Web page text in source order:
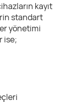
kayıt
standart
yönetimi
ise;